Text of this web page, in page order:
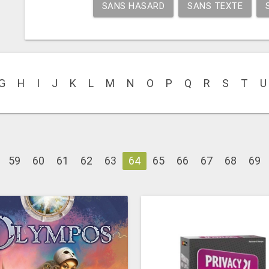
SANS HASARD SANS TEXTE
H I J K L M N O P Q R S T U
59 60 61 62 63 64 65 66 67 68 69